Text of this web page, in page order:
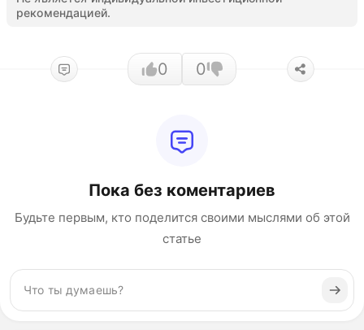
рекомендацией.
0 0
Пока без коментариев
Будьте первым, кто поделится своими мыслями об этой
статье